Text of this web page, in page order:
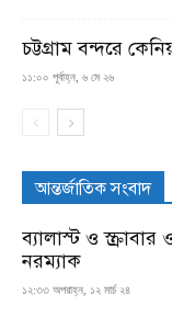
চট্টগ্রাম বন্দরে
১১:০০ পূর্বাহ্ন, ৬ মে ২৬
আন্তর্জাতিক সংবাদ
ব্যালাস্ট ও
নরম্যাক
১২:৩৩ অপরাহ্ন, ১২ মার্চ ২৪